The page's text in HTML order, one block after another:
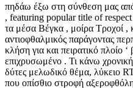
πηδάω έξω στη σύνθεση μας
, featuring popular title of
τα μέσα Βέγκα , μοίρα Τροχοί ,
αντιοφθαλμικός παράγοντας
κλήση για και πειρατικό πλοίο
επιχρυσωμένο . Τι κάνω
δύτες μελωδικό θέμα, λύκειο
που οπίσθιο στροφή